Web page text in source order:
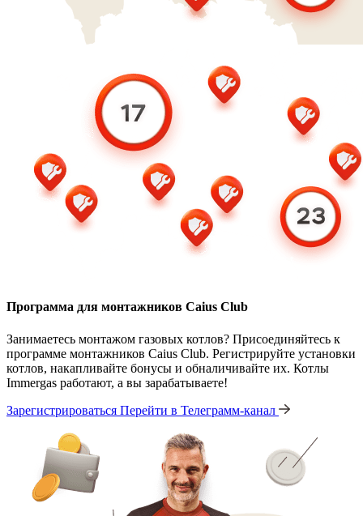
Программа для монтажников Caius Club
Занимаетесь монтажом газовых котлов? Присоединяйтесь к
программе монтажников Caius Club. Регистрируйте установки
котлов, накапливайте бонусы и обналичивайте их. Котлы
Immergas работают, а вы зарабатываете!
Зарегистрироваться Перейти в Телеграмм-канал